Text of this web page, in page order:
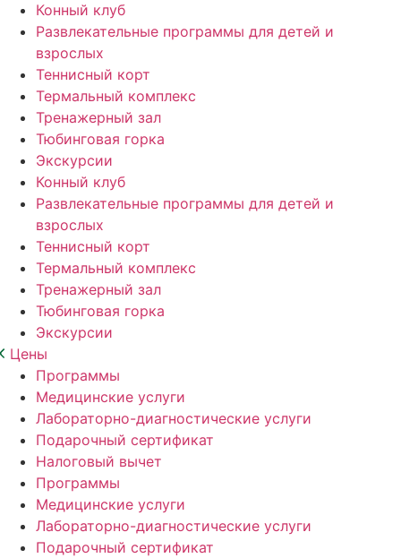
Конный клуб
Развлекательные программы для детей и
взрослых
Теннисный корт
Термальный комплекс
Тренажерный зал
Тюбинговая горка
Экскурсии
Конный клуб
Развлекательные программы для детей и
взрослых
Теннисный корт
Термальный комплекс
Тренажерный зал
Тюбинговая горка
Экскурсии
Цены
Программы
Медицинские услуги
Лабораторно-диагностические услуги
Подарочный сертификат
Налоговый вычет
Программы
Медицинские услуги
Лабораторно-диагностические услуги
Подарочный сертификат